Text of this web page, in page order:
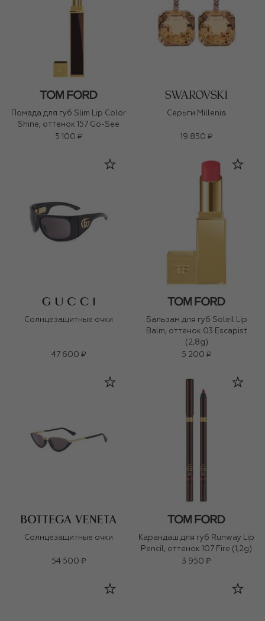
Помада для губ Slim Lip Color
Shine, оттенок 157 Go-See
5 100 ₽
Серьги Millenia
19 850 ₽
Солнцезащитные очки
47 600 ₽
Бальзам для губ Soleil Lip
Balm, оттенок 03 Escapist
(2,8g)
5 200 ₽
Солнцезащитные очки
54 500 ₽
Карандаш для губ Runway Lip
Pencil, оттенок 107 Fire (1,2g)
3 950 ₽